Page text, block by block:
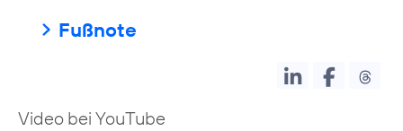
Fußnote
Video bei YouTube